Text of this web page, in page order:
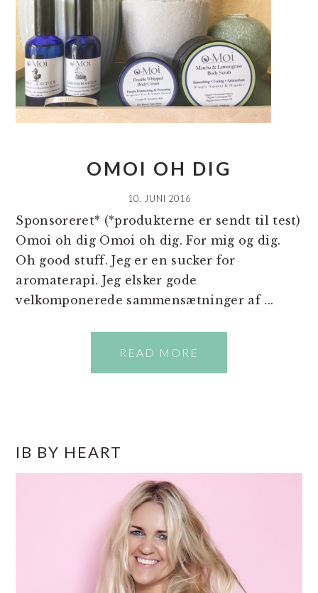
OMOI OH DIG
10. JUNI 2016
Sponsoreret* (*produkterne er sendt til test)
Omoi oh dig Omoi oh dig. For mig og dig.
Oh good stuff. Jeg er en sucker for
aromaterapi. Jeg elsker gode
velkomponerede sammensætninger af ...
READ MORE
SIDEBAR
IB BY HEART